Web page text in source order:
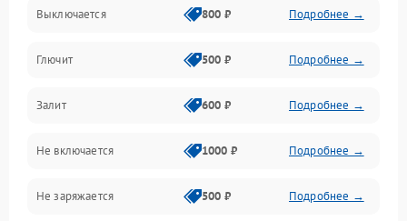
Механические проблемы
Матрица и оптика
Питание и питание цепей
Проблемы с картами памяти
Объективы
Выключается 800 ₽ Подробнее →
Глючит 500 ₽ Подробнее →
Залит 600 ₽ Подробнее →
Не включается 1000 ₽ Подробнее →
Не заряжается 500 ₽ Подробнее →